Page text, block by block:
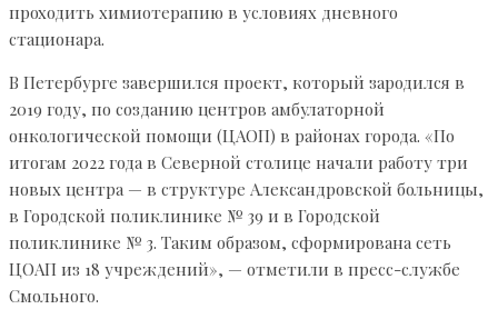
проходить химиотерапию в условиях дневного
стационара.
В Петербурге завершился проект, который зародился в
2019 году, по созданию центров амбулаторной
онкологической помощи (ЦАОП) в районах города. «По
итогам 2022 года в Северной столице начали работу три
новых центра — в структуре Александровской больницы,
в Городской поликлинике № 39 и в Городской
поликлинике № 3. Таким образом, сформирована сеть
ЦОАП из 18 учреждений», — отметили в пресс-службе
Смольного.